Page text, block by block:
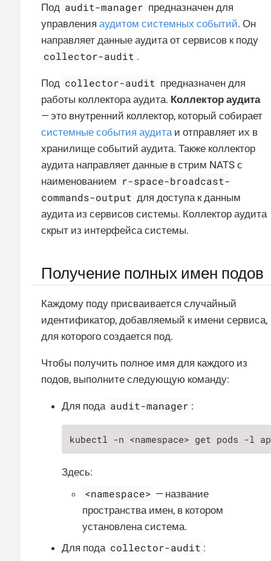
Под audit-manager предназначен для
управления аудитом системных событий. Он
направляет данные аудита от сервисов к поду
collector-audit .
Под collector-audit предназначен для
работы коллектора аудита. Коллектор аудита
— это внутренний коллектор, который собирает
системные события аудитаи отправляет их в
хранилище событий аудита. Также коллектор
аудита направляет данные в стрим NATS с
наименованием r-space-broadcast-
commands-output для доступа к данным
аудита из сервисов системы. Коллектор аудита
скрыт из интерфейса системы.
Получение полных имен подов
Каждому поду присваивается случайный
идентификатор, добавляемый к имени сервиса,
для которого создается под.
Чтобы получить полное имя для каждого из
подов, выполните следующую команду:
Для пода audit-manager :
kubectl -n <namespace> get pods -l
Здесь:
<namespace> — название
пространства имен, в котором
установлена система.
Для пода collector-audit :